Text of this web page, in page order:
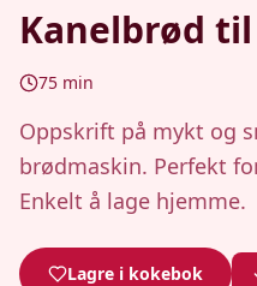
Kanelbrød
75 min
Oppskrift på mykt og
brødmaskin. Perfekt
Enkelt å lage hjemme.
Lagre i kokebok